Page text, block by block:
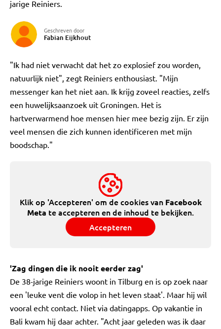
jarige Reiniers.
Geschreven door
Fabian Eijkhout
"Ik had niet verwacht dat het zo explosief zou worden,
natuurlijk niet", zegt Reiniers enthousiast. "Mijn
messenger kan het niet aan. Ik krijg zoveel reacties, zelfs
een huwelijksaanzoek uit Groningen. Het is
hartverwarmend hoe mensen hier mee bezig zijn. Er zijn
veel mensen die zich kunnen identificeren met mijn
boodschap."
Klik op 'Accepteren' om de cookies van Facebook
Meta te accepteren en de inhoud te bekijken.
Accepteren
'Zag dingen die ik nooit eerder zag'
De 38-jarige Reiniers woont in Tilburg en is op zoek naar
een 'leuke vent die volop in het leven staat'. Maar hij wil
vooral echt contact. Niet via datingapps. Op vakantie in
Bali kwam hij daar achter. "Acht jaar geleden was ik daar